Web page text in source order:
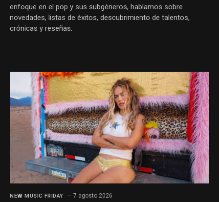
enfoque en el pop y sus subgéneros, hablamos sobre
novedades, listas de éxitos, descubrimiento de talentos,
crónicas y reseñas.
NEW MUSIC FRIDAY 7 agosto 2026